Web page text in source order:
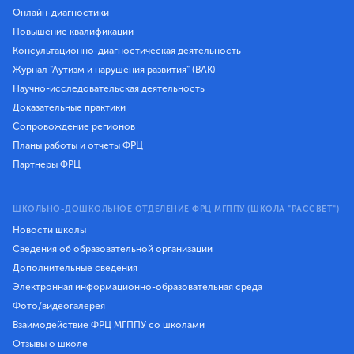
Онлайн-диагностики
Повышение квалификации
Консультационно-диагностическая деятельность
Журнал "Аутизм и нарушения развития" (ВАК)
Научно-исследовательская деятельность
Доказательные практики
Сопровождение регионов
Планы работы и отчеты ФРЦ
Партнеры ФРЦ
ШКОЛЬНО-ДОШКОЛЬНОЕ ОТДЕЛЕНИЕ ФРЦ МГППУ (ШКОЛА "РАССВЕТ")
Новости школы
Сведения об образовательной организации
Дополнительные сведения
Электронная информационно-образовательная среда
Фото/видеогалерея
Взаимодействие ФРЦ МГППУ со школами
Отзывы о школе